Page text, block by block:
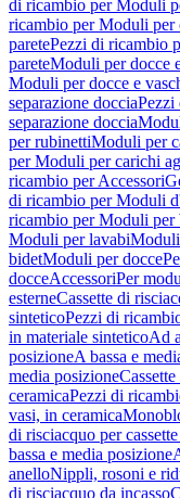
di ricambio per Moduli
ricambio per Moduli per
paretePezzi di ricambio
pareteModuli per docce
Moduli per docce e
separazione docciaPezzi
separazione doccia
per rubinettiModuli per
per Moduli per carichi
ricambio per Accessori
di ricambio per Moduli
ricambio per Moduli per
Moduli per lavabi
bidetModuli per docce
docceAccessoriPer
esterneCassette di
sinteticoPezzi di
in materiale sinteticoAd
posizioneA bassa e
media posizione
ceramicaPezzi di
vasi, in ceramica
di risciacquo per
bassa e media posizione
anelloNippli, rosoni e
di risciacquo da incasso